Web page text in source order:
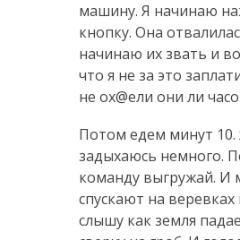
машину. Я начинаю
кнопку. Она
начинаю их звать и
что я не за это
не ох@ели они ли
Потом едем минут 10.
задыхаюсь немного.
команду выгружай. И
спускают на
слышу как земля